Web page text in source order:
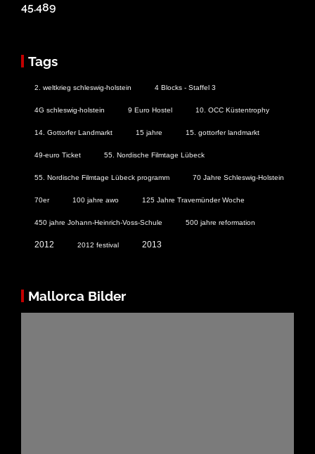
45.489
Tags
2. weltkrieg schleswig-holstein 4 Blocks - Staffel 3
4G schleswig-holstein 9 Euro Hostel 10. OCC Küstentrophy
14. Gottorfer Landmarkt 15 jahre 15. gottorfer landmarkt
49-euro Ticket 55. Nordische Filmtage Lübeck
55. Nordische Filmtage Lübeck programm 70 Jahre Schleswig-Holstein
70er 100 jahre awo 125 Jahre Travemünder Woche
450 jahre Johann-Heinrich-Voss-Schule 500 jahre reformation
2012 2012 festival 2013
Mallorca Bilder